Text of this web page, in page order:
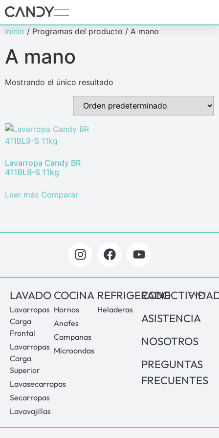
Inicio / Programas del producto / A mano
A mano
Mostrando el único resultado
Lavarropa Candy BR
411BL9-S 11kg
Leer más Comparar
LAVADO
Lavarropas
Carga
Frontal
Lavarropas
Carga
Superior
Lavasecarropas
Secarropas
Lavavajillas
COCINA
Hornos
Anafes
Campanas
Microondas
REFRIGERADO
Heladeras
ASISTENCIA
NOSOTROS
PREGUNTAS
FRECUENTES